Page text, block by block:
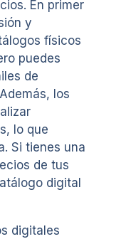
En primer
y
físicos
puedes
de
los
lo que
Si tienes una
de tus
digital
digitales